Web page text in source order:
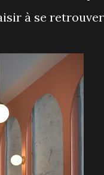
à se